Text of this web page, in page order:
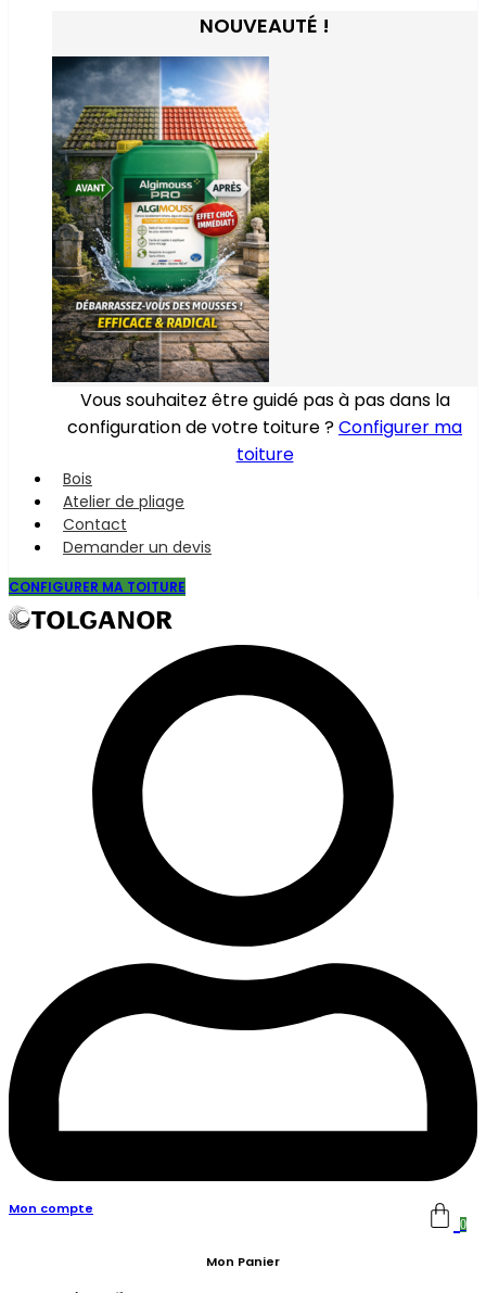
NOUVEAUTÉ !
Vous souhaitez être guidé pas à pas dans la
configuration de votre toiture ?Configurer ma
toiture
Bois
Atelier de pliage
Contact
Demander un devis
CONFIGURER MA TOITURE
Mon compte
0
Mon Panier